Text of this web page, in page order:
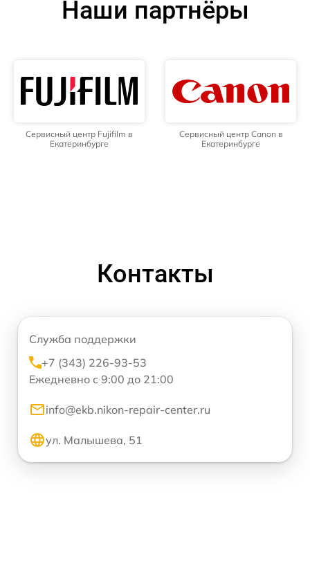
Наши партнёры
Сервисный центр Fujifilm в
Екатеринбурге
Сервисный центр Canon в
Екатеринбурге
Контакты
Служба поддержки
+7 (343) 226-93-53
Ежедневно с 9:00 до 21:00
info@ekb.nikon-repair-center.ru
ул. Малышева, 51